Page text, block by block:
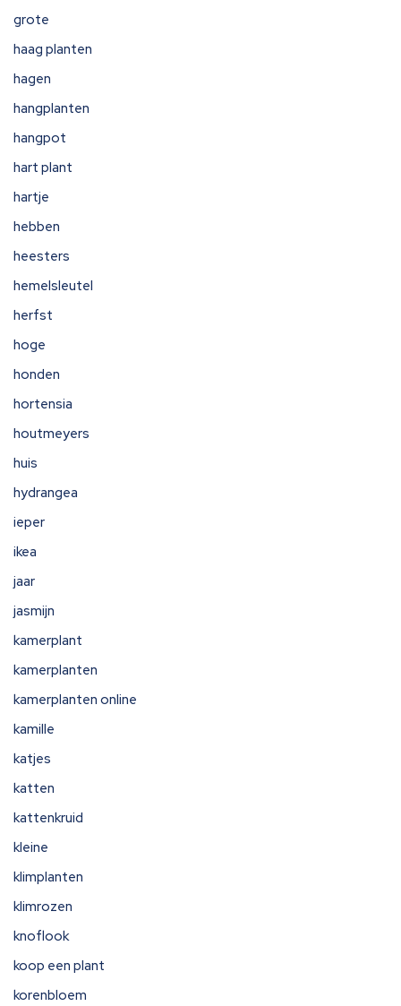
grote
haag planten
hagen
hangplanten
hangpot
hart plant
hartje
hebben
heesters
hemelsleutel
herfst
hoge
honden
hortensia
houtmeyers
huis
hydrangea
ieper
ikea
jaar
jasmijn
kamerplant
kamerplanten
kamerplanten online
kamille
katjes
katten
kattenkruid
kleine
klimplanten
klimrozen
knoflook
koop een plant
korenbloem